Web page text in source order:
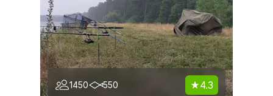
1450 550 4.3